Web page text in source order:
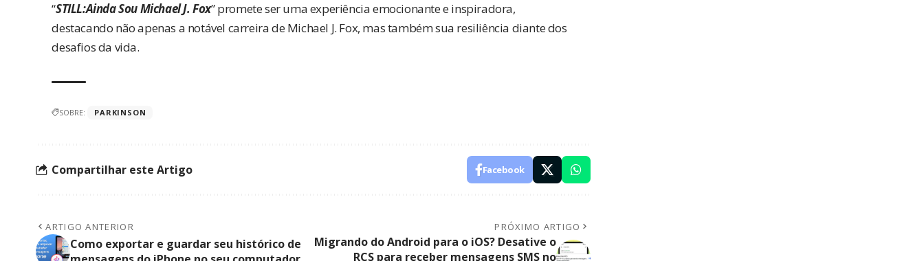
“STILL:Ainda Sou Michael J. Fox” promete ser uma experiência emocionante e inspiradora,
destacando não apenas a notável carreira de Michael J. Fox, mas também sua resiliência diante dos
desafios da vida.
SOBRE: PARKINSON
Compartilhar este Artigo Facebook
ARTIGO ANTERIOR
Como exportar e guardar seu histórico de
PRÓXIMO ARTIGO
Migrando do Android para o iOS? Desative o
RCS para receber mensagens SMS no